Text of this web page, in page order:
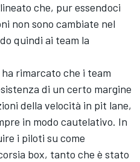
che, pur essendoci
non sono cambiate nel
quindi ai team la
rimarcato che i team
di un certo margine
della velocità in pit lane,
in modo cautelativo. In
i piloti su come
box, tanto che è stato